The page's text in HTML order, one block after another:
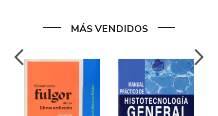
MÁS VENDIDOS